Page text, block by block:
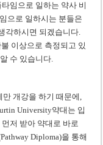
임으로 일하는 약사 비
으로 일하시는 분들은
각하시면 되겠습니다.
이상으로 측정되고 있
수 있습니다.
개강을 하기 때문에,
University약대는 입
저 받아 약대로 바로
Diploma)을 통해